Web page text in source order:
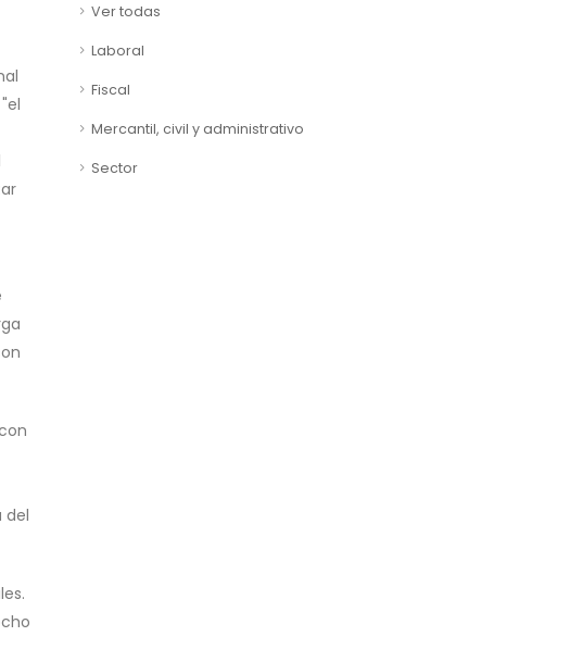
del
Ver todas
Laboral
Fiscal
Mercantil, civil y administrativo
Sector